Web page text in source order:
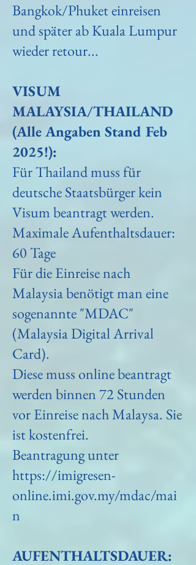
Bangkok/Phuket einreisen
und später ab Kuala Lumpur
wieder retour...
VISUM
MALAYSIA/THAILAND
(Alle Angaben Stand Feb
2025!):
Für Thailand muss für
deutsche Staatsbürger kein
Visum beantragt werden.
MaximaleAufenthaltsdauer:
60 Tage
Für die Einreise nach
Malaysia benötigt man eine
sogenannte "MDAC"
(Malaysia Digital Arrival
Card).
Diese muss online beantragt
werden binnen 72 Stunden
vor Einreise nach Malaysa. Sie
ist kostenfrei.
Beantragung unter
https://imigresen-
online.imi.gov.my/mdac/mai
n
AUFENTHALTSDAUER: